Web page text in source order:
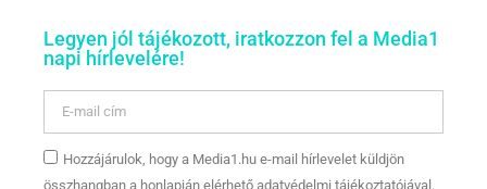
Legyen jól tájékozott, iratkozzon fel a Media1
napi hírlevelére!
Hozzájárulok, hogy a Media1.hu e-mail hírlevelet küldjön